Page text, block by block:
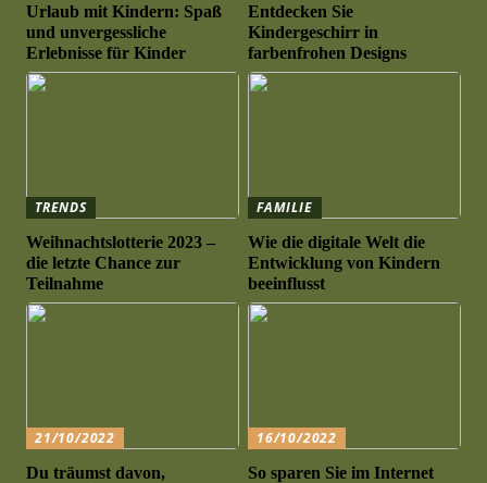
Urlaub mit Kindern: Spaß
und unvergessliche
Erlebnisse für Kinder
Entdecken Sie
Kindergeschirr in
farbenfrohen Designs
TRENDS
Weihnachtslotterie 2023 –
die letzte Chance zur
Teilnahme
FAMILIE
Wie die digitale Welt die
Entwicklung von Kindern
beeinflusst
21/10/2022
Du träumst davon,
16/10/2022
So sparen Sie im Internet